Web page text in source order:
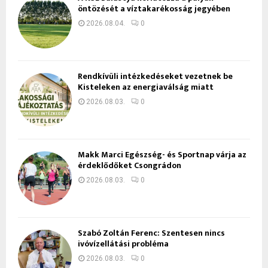
öntözését a víztakarékosság jegyében
2026.08.04. 0
Rendkívüli intézkedéseket vezetnek be
Kisteleken az energiaválság miatt
2026.08.03. 0
Makk Marci Egészség- és Sportnap várja az
érdeklődőket Csongrádon
2026.08.03. 0
Szabó Zoltán Ferenc: Szentesen nincs
ivóvízellátási probléma
2026.08.03. 0